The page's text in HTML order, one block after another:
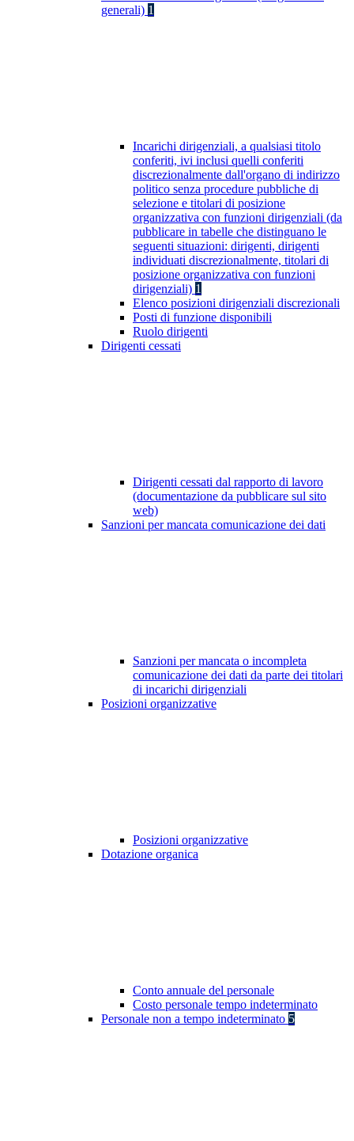
generali) 1
Incarichi dirigenziali, a qualsiasi titolo
conferiti, ivi inclusi quelli conferiti
discrezionalmente dall'organo di indirizzo
politico senza procedure pubbliche di
selezione e titolari di posizione
organizzativa con funzioni dirigenziali (da
pubblicare in tabelle che distinguano le
seguenti situazioni: dirigenti, dirigenti
individuati discrezionalmente, titolari di
posizione organizzativa con funzioni
dirigenziali) 1
Elenco posizioni dirigenziali discrezionali
Posti di funzione disponibili
Ruolo dirigenti
Dirigenti cessati
Dirigenti cessati dal rapporto di lavoro
(documentazione da pubblicare sul sito
web)
Sanzioni per mancata comunicazione dei dati
Sanzioni per mancata o incompleta
comunicazione dei dati da parte dei titolari
di incarichi dirigenziali
Posizioni organizzative
Posizioni organizzative
Dotazione organica
Conto annuale del personale
Costo personale tempo indeterminato
Personale non a tempo indeterminato 5